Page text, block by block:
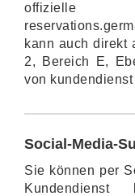
kann auch direkt
2, Bereich E,
von
Social-Media-
Sie können per
Kundendienst